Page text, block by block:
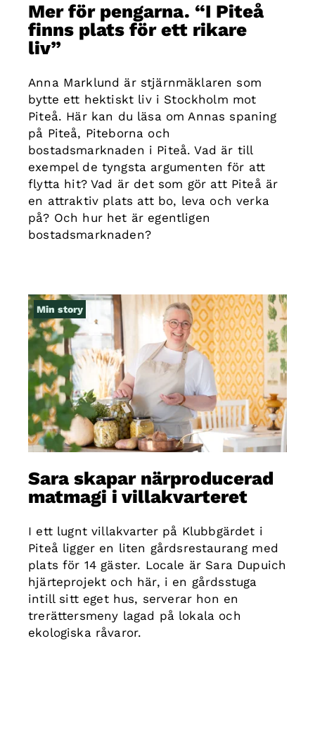
Mer för pengarna. “I Piteå
finns plats för ett rikare
liv”
Anna Marklund är stjärnmäklaren som
bytte ett hektiskt liv i Stockholm mot
Piteå. Här kan du läsa om Annas spaning
på Piteå, Piteborna och
bostadsmarknaden i Piteå. Vad är till
exempel de tyngsta argumenten för att
flytta hit? Vad är det som gör att Piteå är
en attraktiv plats att bo, leva och verka
på? Och hur het är egentligen
bostadsmarknaden?
Min story
Sara skapar närproducerad
matmagi i villakvarteret
I ett lugnt villakvarter på Klubbgärdet i
Piteå ligger en liten gårdsrestaurang med
plats för 14 gäster. Locale är Sara Dupuich
hjärteprojekt och här, i en gårdsstuga
intill sitt eget hus, serverar hon en
trerättersmeny lagad på lokala och
ekologiska råvaror.